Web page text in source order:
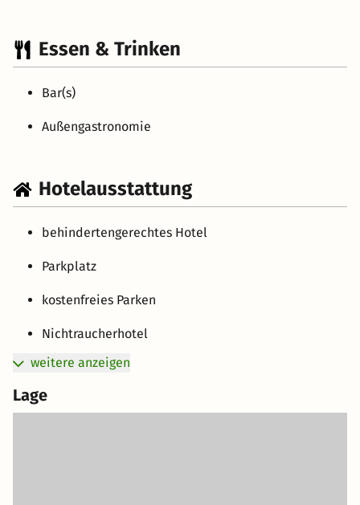
Essen & Trinken
Bar(s)
Außengastronomie
Hotelausstattung
behindertengerechtes Hotel
Parkplatz
kostenfreies Parken
Nichtraucherhotel
weitere anzeigen
Lage